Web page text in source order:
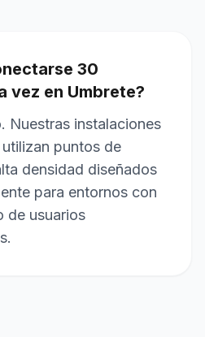
30
vez en Umbrete?
Nuestras instalaciones
puntos de
densidad diseñados
para entornos con
de usuarios